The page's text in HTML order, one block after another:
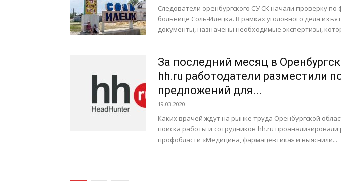
Следователи оренбургского СУ СК начали проверку по
больнице Соль-Илецка. В рамках уголовного дела
документы, назначены необходимые экспертизы,
За последний месяц в
hh.ru работодатели разместили
предложений для...
19.03.2020
Каких врачей ждут на рынке труда Оренбургской
поиска работы и сотрудников hh.ru проанализировали
профобласти «Медицина, фармацевтика» и выяснили...